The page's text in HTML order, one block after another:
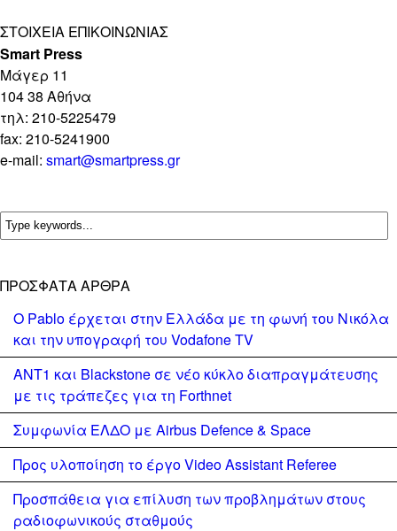
ΣΤΟΙΧΕΊΑ ΕΠΙΚΟΙΝΩΝΊΑΣ
Smart Press
Mάγερ 11
104 38 Αθήνα
τηλ: 210-5225479
fax: 210-5241900
e-mail: smart@smartpress.gr
ΠΡΌΣΦΑΤΑ ΆΡΘΡΑ
Ο Pablo έρχεται στην Ελλάδα με τη φωνή του Νικόλα
και την υπογραφή του Vodafone TV
ΑΝΤ1 και Blackstone σε νέο κύκλο διαπραγμάτευσης
με τις τράπεζες για τη Forthnet
Συμφωνία ΕΛΔΟ με Airbus Defence & Space
Προς υλοποίηση το έργο Video Assistant Referee
Προσπάθεια για επίλυση των προβλημάτων στους
ραδιοφωνικούς σταθμούς